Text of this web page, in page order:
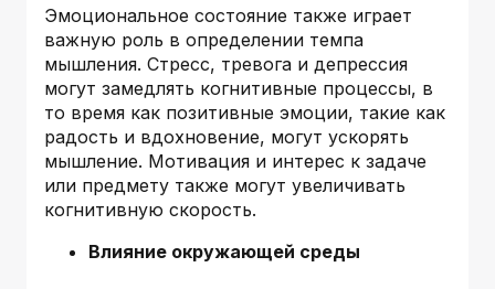
Эмоциональное состояние также играет
важную роль в определении темпа
мышления. Стресс, тревога и депрессия
могут замедлять когнитивные процессы, в
то время как позитивные эмоции, такие как
радость и вдохновение, могут ускорять
мышление. Мотивация и интерес к задаче
или предмету также могут увеличивать
когнитивную скорость.
Влияние окружающей среды